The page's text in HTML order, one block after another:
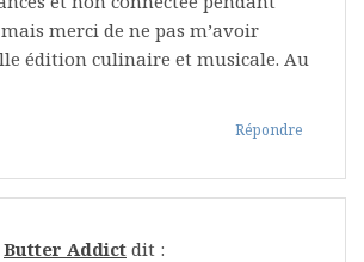
merci de ne pas m’avoir
édition culinaire et musicale. Au
Répondre
Butter Addict dit :